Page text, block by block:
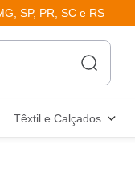
SP, PR, SC e RS
Têxtil e Calçados